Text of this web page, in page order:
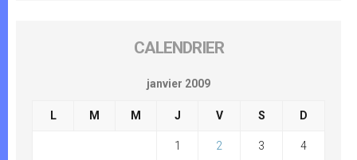
CALENDRIER
janvier 2009
L M M J V S D
1 2 3 4